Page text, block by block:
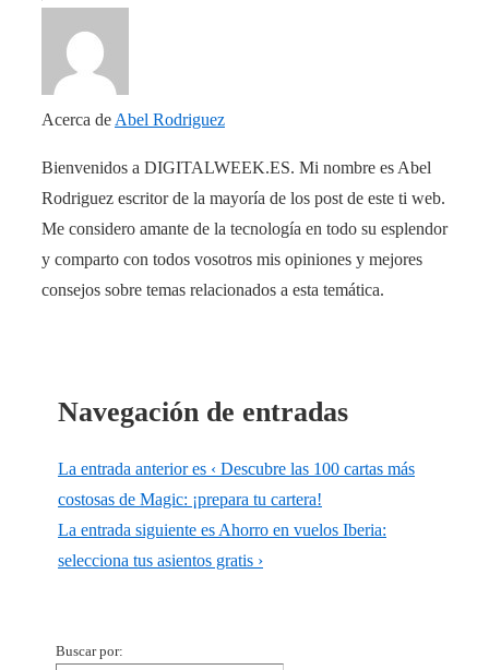
Acerca de Abel Rodriguez
Bienvenidos a DIGITALWEEK.ES. Mi nombre es Abel
Rodriguez escritor de la mayoría de los post de este ti web.
Me considero amante de la tecnología en todo su esplendor
y comparto con todos vosotros mis opiniones y mejores
consejos sobre temas relacionados a esta temática.
Navegación de entradas
La entrada anterior es ‹ Descubre las 100 cartas más
costosas de Magic: ¡prepara tu cartera!
La entrada siguiente es Ahorro en vuelos Iberia:
selecciona tus asientos gratis ›
Buscar por: